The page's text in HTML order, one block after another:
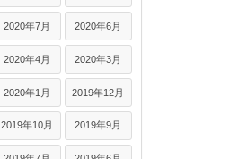
2020年7月 2020年6月
2020年4月 2020年3月
2020年1月 2019年12月
2019年10月 2019年9月